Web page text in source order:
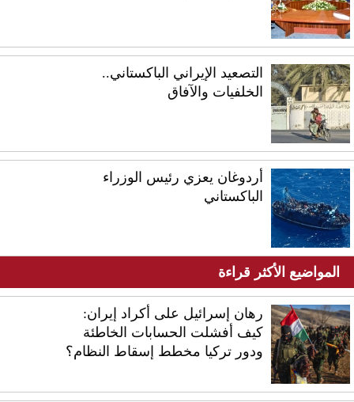
التصعيد الإيراني الباكستاني..
الخلفيات والآفاق
أردوغان يعزي رئيس الوزراء
الباكستاني
المواضيع الأكثر قراءة
رهان إسرائيل على أكراد إيران:
كيف أفشلت الحسابات الخاطئة
ودور تركيا مخطط إسقاط النظام؟